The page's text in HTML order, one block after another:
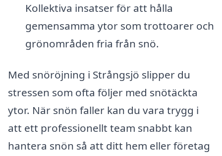
Kollektiva insatser för att hålla
gemensamma ytor som trottoarer och
grönområden fria från snö.
Med snöröjning i Strångsjö slipper du
stressen som ofta följer med snötäckta
ytor. När snön faller kan du vara trygg i
att ett professionellt team snabbt kan
hantera snön så att ditt hem eller företag